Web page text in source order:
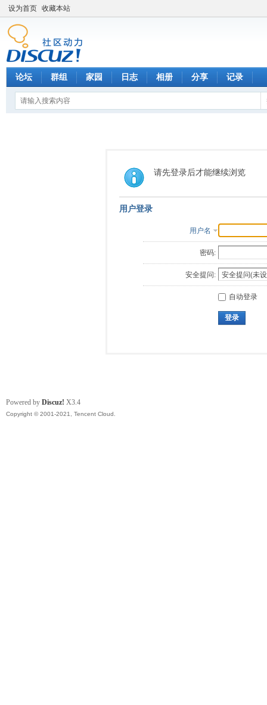
设为首页 收藏本站
论坛 群组 家园 日志 相册 分享 记录
请先登录后才能继续浏览
用户登录
用户名
密码:
安全提问:
自动登录
登录
Powered by Discuz! X3.4
Copyright © 2001-2021, Tencent Cloud.